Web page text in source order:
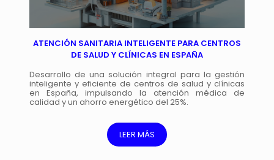
ATENCIÓN SANITARIA INTELIGENTE PARA CENTROS
DE SALUD Y CLÍNICAS EN ESPAÑA
Desarrollo de una solución integral para la gestión
inteligente y eficiente de centros de salud y clínicas
en España, impulsando la atención médica de
calidad y un ahorro energético del 25%.
LEER MÁS